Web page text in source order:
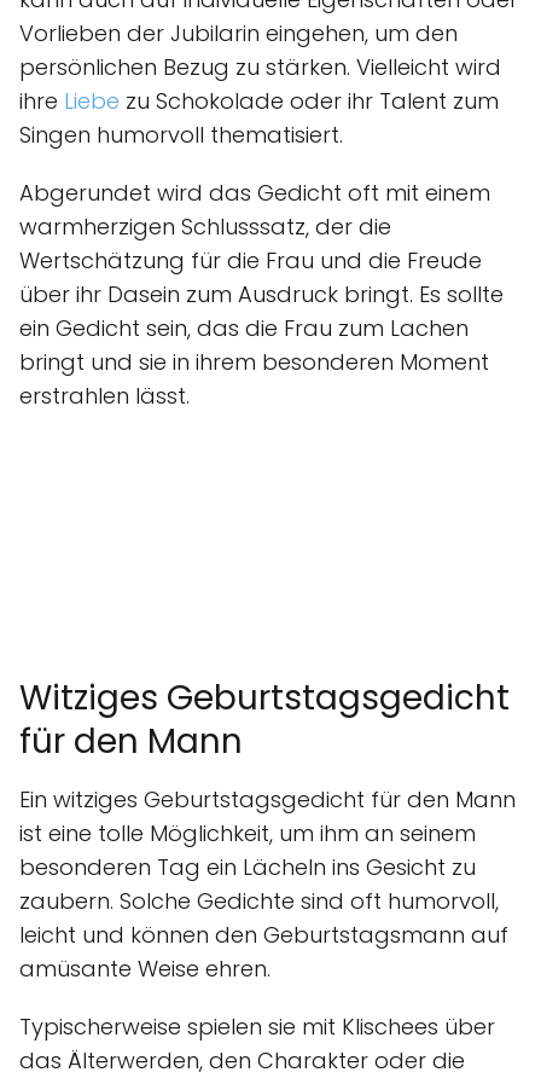
Vorlieben der Jubilarin eingehen, um den
persönlichen Bezug zu stärken. Vielleicht wird
ihre Liebe zu Schokolade oder ihr Talent zum
Singen humorvoll thematisiert.
Abgerundet wird das Gedicht oft mit einem
warmherzigen Schlusssatz, der die
Wertschätzung für die Frau und die Freude
über ihr Dasein zum Ausdruck bringt. Es sollte
ein Gedicht sein, das die Frau zum Lachen
bringt und sie in ihrem besonderen Moment
erstrahlen lässt.
Witziges Geburtstagsgedicht
für den Mann
Ein witziges Geburtstagsgedicht für den Mann
ist eine tolle Möglichkeit, um ihm an seinem
besonderen Tag ein Lächeln ins Gesicht zu
zaubern. Solche Gedichte sind oft humorvoll,
leicht und können den Geburtstagsmann auf
amüsante Weise ehren.
Typischerweise spielen sie mit Klischees über
das Älterwerden, den Charakter oder die